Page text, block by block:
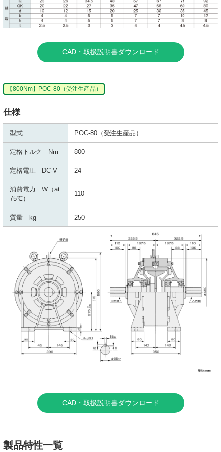
CAD・取扱説明書ダウンロード
【800Nm】POC-80（受注生産品）
仕様
型式 POC-80（受注生産品）
定格トルク Nm 800
定格電圧 DC-V 24
消費電力 W（at
75℃）
110
質量 kg 250
CAD・取扱説明書ダウンロード
製品特性一覧